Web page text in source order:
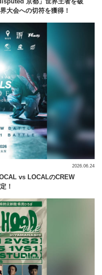
会への切符を獲得！
vs LOCALのCREW
！
2026.06.24